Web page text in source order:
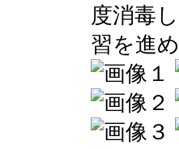
度消毒
習を進